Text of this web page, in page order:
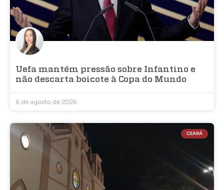
Uefa mantém pressão sobre Infantino e
não descarta boicote à Copa do Mundo
6 de agosto de 2026
CEARÁ